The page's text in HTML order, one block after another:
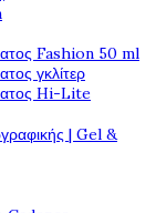
Fashion 50 ml
γκλίτερ
Hi-Lite
| Gel &